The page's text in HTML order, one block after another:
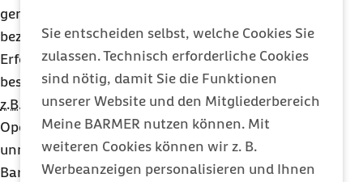
Sie entscheiden selbst, welche Cookies Sie
zulassen. Technisch erforderliche Cookies
sind nötig, damit Sie die Funktionen
unserer Website und den Mitgliederbereich
Meine BARMER nutzen können. Mit
weiteren Cookies können wir z. B.
Werbeanzeigen personalisieren und Ihnen
genommen werden, muss dann allerdings selbst
bezahlt werden. Wenn jedoch die medizinische
Erforderlichkeit einer Behandlung durch den
besonders qualifizierten Chefarzt besteht, weil
z.B. er der einzige ist, der eine bestimmte
Operation durchführen kann, werden die Kosten
unmittelbar zwischen dem Krankenhaus und der
Barmer abgerechnet.